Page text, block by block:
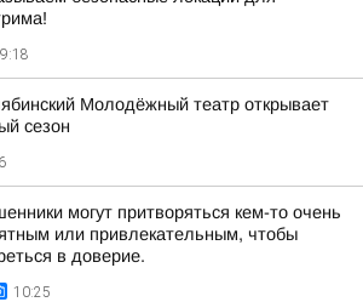
Молодёжный театр открывает
сезон
могут притворяться кем-то очень
или привлекательным, чтобы
в доверие.
10:25